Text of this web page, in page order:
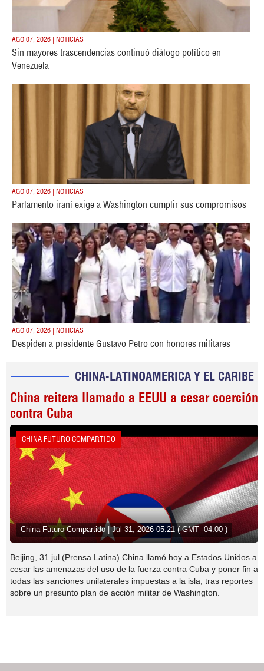
AGO 07, 2026 | NOTICIAS
Sin mayores trascendencias continuó diálogo político en
Venezuela
AGO 07, 2026 | NOTICIAS
Parlamento iraní exige a Washington cumplir sus compromisos
AGO 07, 2026 | NOTICIAS
Despiden a presidente Gustavo Petro con honores militares
CHINA-LATINOAMERICA Y EL CARIBE
China reitera llamado a EEUU a cesar coerción
contra Cuba
CHINA FUTURO COMPARTIDO
China Futuro Compartido | Jul 31, 2026 05:21 ( GMT -04:00 )
Beijing, 31 jul (Prensa Latina) China llamó hoy a Estados Unidos a
cesar las amenazas del uso de la fuerza contra Cuba y poner fin a
todas las sanciones unilaterales impuestas a la isla, tras reportes
sobre un presunto plan de acción militar de Washington.